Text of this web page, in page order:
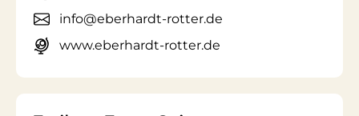
info@eberhardt-rotter.de
www.eberhardt-rotter.de